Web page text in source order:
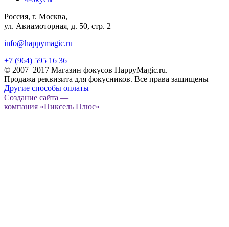
Россия, г. Москва,
ул. Авиамоторная, д. 50, стр. 2
info@happymagic.ru
+7 (964) 595 16 36
© 2007–2017 Магазин фокусов HappyMagic.ru.
Продажа реквизита для фокусников. Все права защищены
Другие способы оплаты
Создание сайта —
компания «Пиксель Плюс»